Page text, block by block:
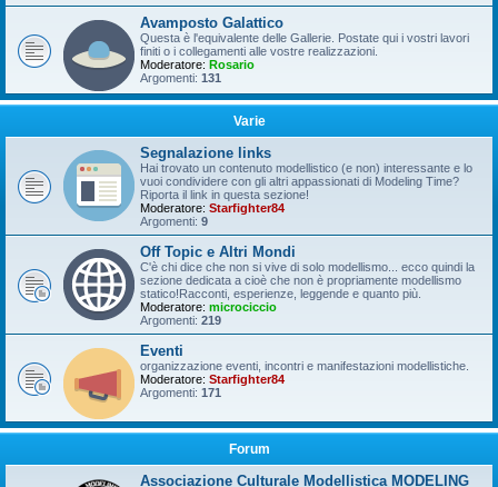
Avamposto Galattico
Questa è l'equivalente delle Gallerie. Postate qui i vostri lavori
finiti o i collegamenti alle vostre realizzazioni.
Moderatore: Rosario
Argomenti: 131
Varie
Segnalazione links
Hai trovato un contenuto modellistico (e non) interessante e lo
vuoi condividere con gli altri appassionati di Modeling Time?
Riporta il link in questa sezione!
Moderatore: Starfighter84
Argomenti: 9
Off Topic e Altri Mondi
C'è chi dice che non si vive di solo modellismo... ecco quindi la
sezione dedicata a cioè che non è propriamente modellismo
statico!Racconti, esperienze, leggende e quanto più.
Moderatore: microciccio
Argomenti: 219
Eventi
organizzazione eventi, incontri e manifestazioni modellistiche.
Moderatore: Starfighter84
Argomenti: 171
Forum
Associazione Culturale Modellistica MODELING